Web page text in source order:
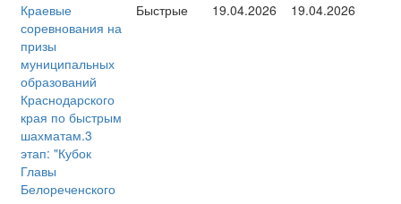
Краевые
соревнования на
призы
муниципальных
образований
Краснодарского
края по быстрым
шахматам.3
этап: "Кубок
Главы
Белореченского
Быстрые 19.04.2026 19.04.2026